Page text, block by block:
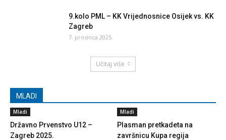
9.kolo PML – KK Vrijednosnice Osijek vs. KK
Zagreb
7. prosinca 2025.
Učitaj više
MLADI
Mladi
Državno Prvenstvo U12 –
Zagreb 2025.
Mladi
Plasman pretkadeta na
završnicu Kupa regija